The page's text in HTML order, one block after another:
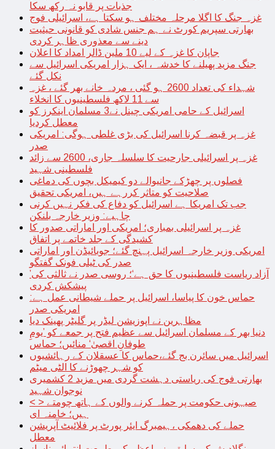
جذبات پر قابو نہ رکھ سکا
غزہ جنگ کا اگلا مرحلہ مختلف ہو سکتا ہے، اسرائیلی فوج
بھارتی سپریم کورٹ نے ہم جنس شادی کو قانونی حیثیت
دینے سے معذوری ظاہر کردی
جاپان کا غزہ کے لیے 10 ملین ڈالر امداد کا اعلان
جنگ مزید پھیلنے کا خدشہ ، ایک ہزار امریکی اسرائیل سے
نکل گئے
شہداء کی تعداد 2600 ہو گئی ، مردہ خانے بھر گئے ، غزہ
سے 11 لاکھ فلسطینیوں کا انخلاء
اسرائیل کے حامی امریکی چینل نے3 مسلمان اینکرز کو
معطل کردیا
غزہ پر قبضہ کرنا اسرائیل کی بڑی غلطی ہوگی: امریکی
صدر
غزہ پر اسرائیلی جارحیت کا سلسلہ جاری، 2600 سے زائد
فلسطینی شہید
فصلوں پر چھڑکے جانیوالے دو کیمیکل بچوں کی دماغی
صلاحیت کو متاثر کررہے ہیں، امریکی تحقیق
جب تک امریکا ہے اسرائیل کو دفاع کی فکر نہیں کرنی
چاہیے: وزیر خارجہ بلنکن
غزہ پر اسرائیلی بمباری؛ امریکی اور اماراتی صدور کا
کشیدگی کے جلد خاتمے پر اتفاق
امریکی وزیر خارجہ اسرائیل پہنچ گئے؛ جوبائیڈن اور اماراتی
صدر کی ٹیلی فونک گفتگو
’آزاد ریاست فلسطینیوں کا حق ہے‘؛ روسی صدر نے ثالثی کی
پیشکش کردی
حماس خون کا پیاسا، اسرائیل پر حملے شیطانی عمل ہے:
امریکی صدر
مظاہرین نے اپوزیشن لیڈر پر گلیٹر پھینک دیا
دنیا بھر کے مسلمان اسرائیل سے عظیم فتح پر جمعے کو ’یومِ
طوفانِ اقصیٰ‘ منائیں؛ حماس
اسرائیل میں سائرن بج گئے،حماس کا عسقلان کے رہائشیوں
کو شہر چھوڑنے کا الٹی میٹم
بھارتی فوج کی ریاستی دہشت گردی میں مزید 2 کشمیری
نوجوان شہید
< > صیہونی حکومت پر حملہ کرنے والوں کے ہاتھ چومتے
ہیں؛ خامنہ ای
حملے کی دھمکی ،ہیمبرگ ایئر پورٹ پر فلائیٹ آپریشن
معطل